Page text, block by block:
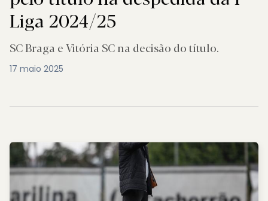
Liga 2024/25
SC Braga e Vitória SC na decisão do título.
17 maio 2025